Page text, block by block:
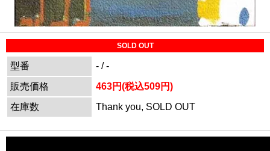
SOLD OUT
型番
- / -
販売価格
463円(税込509円)
在庫数
Thank you, SOLD OUT